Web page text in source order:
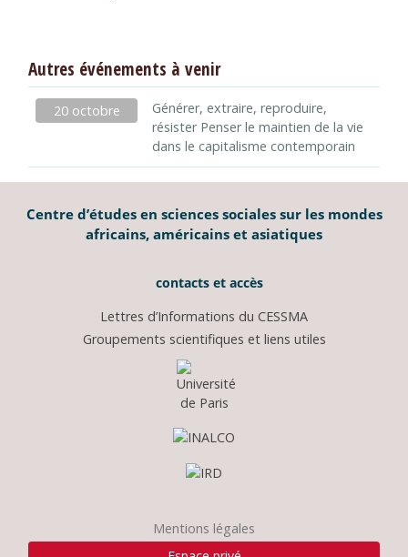
Autres événements à venir
20 octobre
Générer, extraire, reproduire,
résister Penser le maintien de la vie
dans le capitalisme contemporain
Centre d’études en sciences sociales sur les mondes
africains, américains et asiatiques
contacts et accès
Lettres d’Informations du CESSMA
Groupements scientifiques et liens utiles
Mentions légales